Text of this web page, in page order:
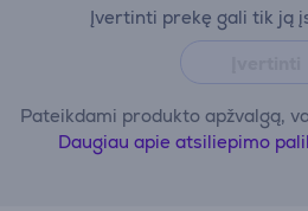
Įvertinti prekę gali tik ją
Pateikdami produkto apžvalgą,
Daugiau apie atsiliepimo